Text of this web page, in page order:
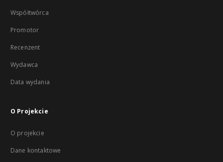
Współtwórca
Promotor
Recenzent
Wydawca
Data wydania
O Projekcie
O projekcie
Dane kontaktowe